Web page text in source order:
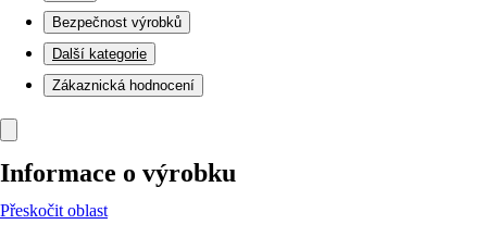
Bezpečnost výrobků
Další kategorie
Zákaznická hodnocení
Informace o výrobku
Přeskočit oblast